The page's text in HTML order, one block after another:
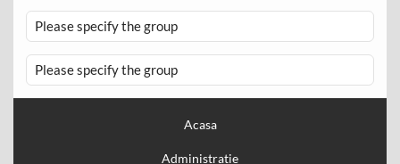
Please specify the group
Please specify the group
Acasa
Administratie